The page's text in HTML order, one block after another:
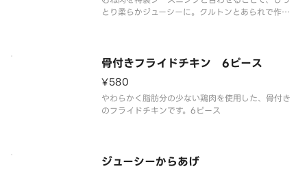
とり柔らかジューシーに。クルトンとあられで作っ
骨付きフライドチキン 6ピース
¥580
やわらかく脂肪分の少ない鶏肉を使用した、骨付き
のフライドチキンです。6ピース
ジューシーからあげ